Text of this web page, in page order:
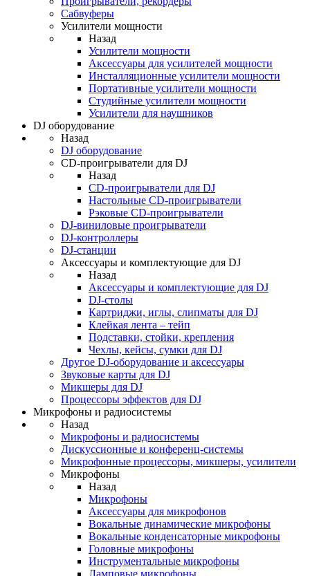
Сабвуферы
Усилители мощности
Назад
Усилители мощности
Аксессуары для усилителей мощности
Инсталляционные усилители мощности
Портативные усилители мощности
Студийные усилители мощности
Усилители для наушников
DJ оборудование
Назад
DJ оборудование
CD-проигрыватели для DJ
Назад
CD-проигрыватели для DJ
Настольные CD-проигрыватели
Рэковые CD-проигрыватели
DJ-виниловые проигрыватели
DJ-контроллеры
DJ-станции
Аксессуары и комплектующие для DJ
Назад
Аксессуары и комплектующие для DJ
DJ-столы
Картриджи, иглы, слипматы для DJ
Клейкая лента – тейп
Подставки, стойки, крепления
Чехлы, кейсы, сумки для DJ
Другое DJ-оборудование и аксессуары
Звуковые карты для DJ
Микшеры для DJ
Процессоры эффектов для DJ
Микрофоны и радиосистемы
Назад
Микрофоны и радиосистемы
Дискуссионные и конференц-системы
Микрофонные процессоры, микшеры, усилители
Микрофоны
Назад
Микрофоны
Аксессуары для микрофонов
Вокальные динамические микрофоны
Вокальные конденсаторные микрофоны
Головные микрофоны
Инструментальные микрофоны
Ламповые микрофоны